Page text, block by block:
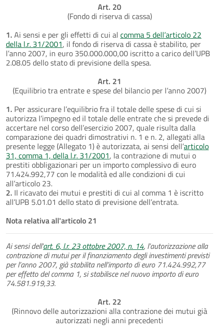
Art. 20
(Fondo di riserva di cassa)
1. Ai sensi e per gli effetti di cui al comma 5 dell’articolo 22
della l.r. 31/2001, il fondo di riserva di cassa è stabilito, per
l’anno 2007, in euro 350.000.000,00 iscritto a carico dell’UPB
2.08.05 dello stato di previsione della spesa.
Art. 21
(Equilibrio tra entrate e spese del bilancio per l’anno 2007)
1. Per assicurare l’equilibrio fra il totale delle spese di cui si
autorizza l’impegno ed il totale delle entrate che si prevede di
accertare nel corso dell’esercizio 2007, quale risulta dalla
comparazione dei quadri dimostrativi n. 1 e n. 2, allegati alla
presente legge (Allegato 1) è autorizzata, ai sensi dell’articolo
31, comma 1, della l.r. 31/2001, la contrazione di mutui o
prestiti obbligazionari per un importo complessivo di euro
71.424.992,77 con le modalità ed alle condizioni di cui
all’articolo 23.
2. Il ricavato dei mutui e prestiti di cui al comma 1 è iscritto
all’UPB 5.01.01 dello stato di previsione dell’entrata.
Nota relativa all'articolo 21
Ai sensi dell'art. 6, l.r. 23 ottobre 2007, n. 14, l’autorizzazione alla
contrazione di mutui per il finanziamento degli investimenti previsti
per l’anno 2007, già stabilita nell’importo di euro 71.424.992,77
per effetto del comma 1, si stabilisce nel nuovo importo di euro
74.581.919,33.
Art. 22
(Rinnovo delle autorizzazioni alla contrazione dei mutui già
autorizzati negli anni precedenti